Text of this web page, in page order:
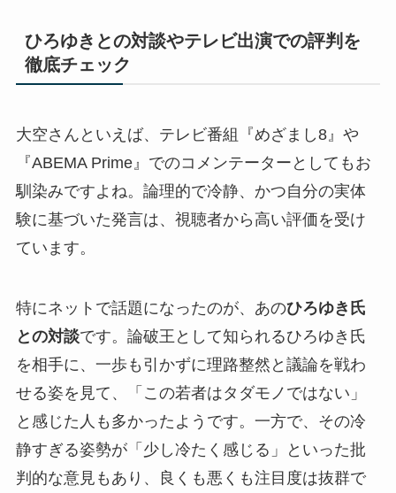
ひろゆきとの対談やテレビ出演での評判を
徹底チェック
大空さんといえば、テレビ番組『めざまし8』や
『ABEMA Prime』でのコメンテーターとしてもお
馴染みですよね。論理的で冷静、かつ自分の実体
験に基づいた発言は、視聴者から高い評価を受け
ています。
特にネットで話題になったのが、あのひろゆき氏
との対談です。論破王として知られるひろゆき氏
を相手に、一歩も引かずに理路整然と議論を戦わ
せる姿を見て、「この若者はタダモノではない」
と感じた人も多かったようです。一方で、その冷
静すぎる姿勢が「少し冷たく感じる」といった批
判的な意見もあり、良くも悪くも注目度は抜群で